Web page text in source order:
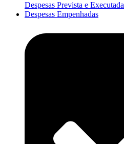
Despesas Prevista e Executada
Despesas Empenhadas